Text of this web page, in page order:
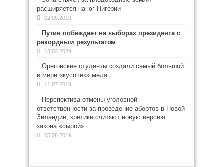
расширяется на юг Нигерии
02.09.2019
Путин побеждает на выборах президента с
рекордным результатом
18.03.2024
Орегонские студенты создали самый большой
в мире «кусочек» мела
11.07.2019
Перспектива отмены уголовной
ответственности за проведение абортов в Новой
Зеландии; критики считают новую версию
закона «сырой»
05.08.2019